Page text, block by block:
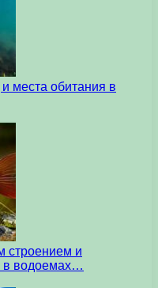
места обитания в
строением и
в водоемах…